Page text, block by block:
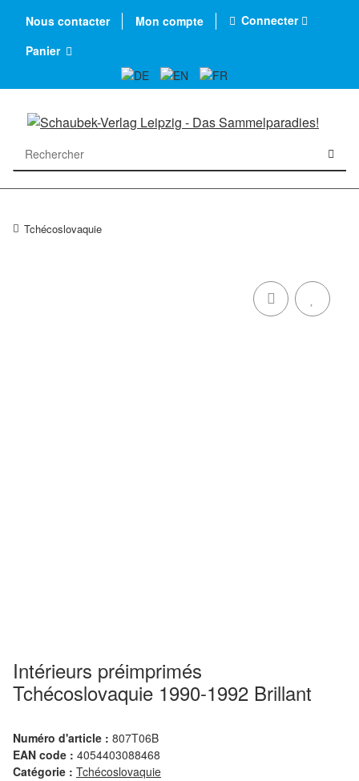
Nous contacter Mon compte
Connecter
Panier
Tchécoslovaquie
Intérieurs préimprimés
Tchécoslovaquie 1990-1992 Brillant
Numéro d'article : 807T06B
EAN code : 4054403088468
Catégorie : Tchécoslovaquie